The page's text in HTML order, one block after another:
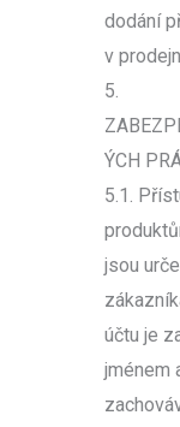
dodání
v
5.
ÝCH
5.1.
jsou
účtu je
jménem